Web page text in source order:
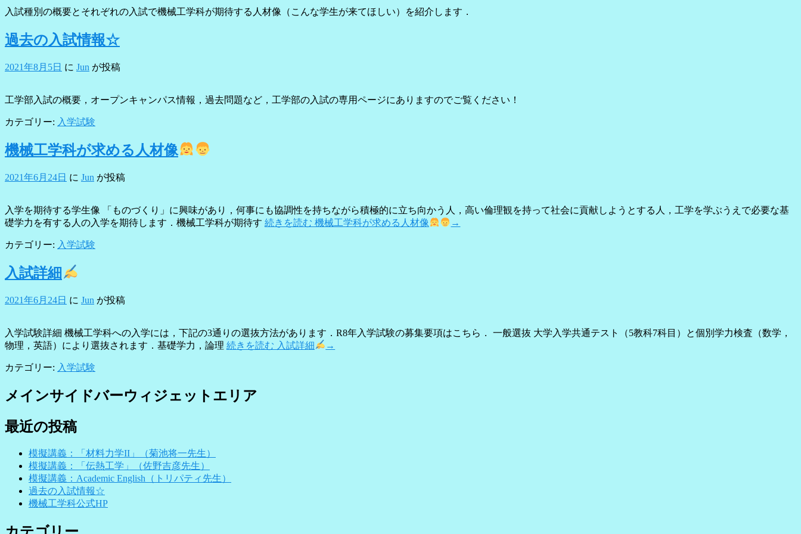
入試種別の概要とそれぞれの入試で機械工学科が期待する人材像（こんな学生が来てほしい）を紹介します．
過去の入試情報☆
2021年8月5日 に Jun が投稿
工学部入試の概要，オープンキャンパス情報，過去問題など，工学部の入試の専用ページにありますのでご覧ください！
カテゴリー: 入学試験
機械工学科が求める人材像
2021年6月24日 に Jun が投稿
入学を期待する学生像 「ものづくり」に興味があり，何事にも協調性を持ちながら積極的に立ち向かう人，高い倫理観を持って社会に貢献しようとする人，工学を学ぶうえで必要な基
礎学力を有する人の入学を期待します．機械工学科が期待す 続きを読む 機械工学科が求める人材像 →
カテゴリー: 入学試験
入試詳細
2021年6月24日 に Jun が投稿
入学試験詳細 機械工学科への入学には，下記の3通りの選抜方法があります．R8年入学試験の募集要項はこちら． 一般選抜 大学入学共通テスト（5教科7科目）と個別学力検査（数学，
物理，英語）により選抜されます．基礎学力，論理 続きを読む 入試詳細 →
カテゴリー: 入学試験
メインサイドバーウィジェットエリア
最近の投稿
模擬講義：「材料力学II」（菊池将一先生）
模擬講義：「伝熱工学」（佐野吉彦先生）
模擬講義：Academic English（トリパティ先生）
過去の入試情報☆
機械工学科公式HP